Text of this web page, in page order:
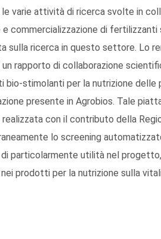
varie attività di ricerca svolte in
e commercializzazione di
sulla ricerca in questo settore. Lo
un rapporto di collaborazione
bio-stimolanti per la nutrizione delle
presente in Agrobios. Tale
realizzata con il contributo della
lo screening
particolarmente utilità nel
prodotti per la nutrizione sulla